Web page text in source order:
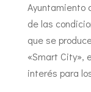
Ayuntamiento
de las
que se
«Smart City»,
interés para